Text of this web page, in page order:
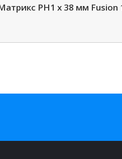
PH1 x 38 мм Fusion